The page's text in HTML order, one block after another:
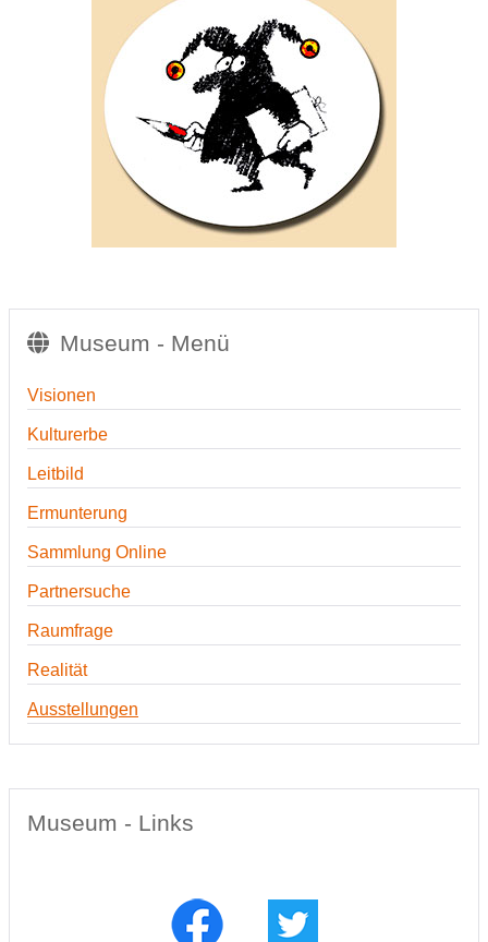
Museum - Menü
Visionen
Kulturerbe
Leitbild
Ermunterung
Sammlung Online
Partnersuche
Raumfrage
Realität
Ausstellungen
Museum - Links